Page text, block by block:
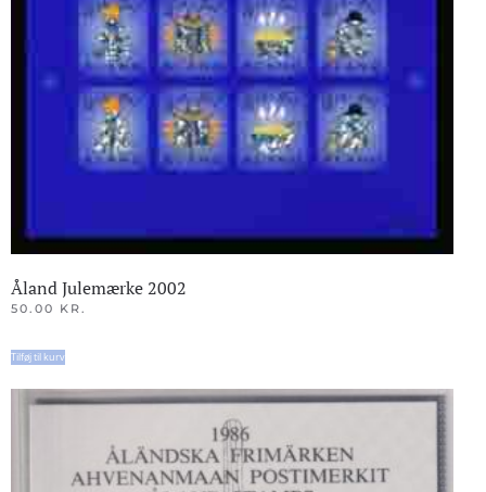
Åland Julemærke 2002
50.00 KR.
Tilføj til kurv